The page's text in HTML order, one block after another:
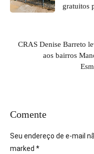
gratuitos
CRAS Denise Barreto
aos bairros
Comente
Seu endereço de e-mail
marked *